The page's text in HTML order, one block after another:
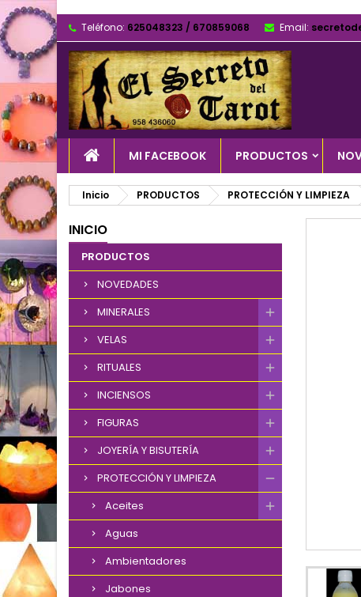
Teléfono: 625048323 / 670859068 Email:
MI FACEBOOK PRODUCTOS
Inicio PRODUCTOS PROTECCIÓN Y LIMPIEZA
INICIO
PRODUCTOS
NOVEDADES
MINERALES
VELAS
RITUALES
INCIENSOS
FIGURAS
JOYERÍA Y BISUTERÍA
PROTECCIÓN Y LIMPIEZA
Aceites
Aguas
Ambientadores
Jabones